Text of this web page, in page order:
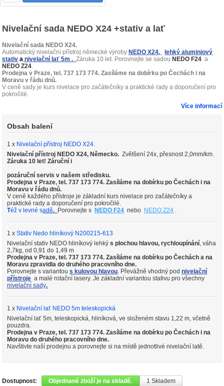
Nivelační sada NEDO X24 +stativ a lať
Nivelační sada NEDO X24.
Automatický nivelační přístroj německé výrobyNEDO X24,
lehký aluminiový
stativ a nivelační lať 5m .Záruka 10 let. Porovnejte se sadouNEDO F24 a
NEDO Z24.
Prodejna v Praze, tel. 737 173 774. Zasíláme na dobírku po Čechách i na
Moravu v řádu dnů.
V ceně sady je kurs nivelace pro začátečníky a praktické rady a doporučení pro
pokročilé.
Více informací
Obsah balení
1 x Nivelační přístroj NEDO X24.
Nivelační přístroj NEDO X24, Německo.Zvětšení 24x, přesnost 2,0mm/km.
Záruka 10 let! Záruční i
pozáruční servis v našem středisku.
Prodejna v Praze, tel. 737 173 774. Zasíláme na dobírku po Čechách i na
Moravu v řádu dnů.
V ceně každého přístroje je základní kurs nivelace pro začátečníky a
praktické rady a doporučení pro pokročilé.
Též v levné sadě. Porovnejte sNEDO F24 nebo NEDO Z24 .
1 xStativ Nedo hliníkový N200215-613
Nivelační stativ NEDO hliníkový lehkýs plochou hlavou, rychloupínání, váha
2,7kg, od 0,91 do 1,49 m
Prodejna v Praze, tel. 737 173 774. Zasíláme na dobírku po Čechách a na
Moravu zpravidla do druhého pracovního dne.
Porovnejte s variantous kulovou hlavou. Převážně vhodný podnivelační
přístroje a malé rotační lasery. Je základní variantou stativu pro všechny
nivelační sady.
1 x Nivelační lať NEDO 5m teleskopická
Nivelační lať 5m, teleskopická, hliníková, ve složeném stavu 1,22 m, včetně
pouzdra.
Prodejna v Praze, tel. 737 173 774. Zasíláme na dobírku po Čechách i na
Moravu do druhého pracovního dne.
Navštivte naší prodejnu a porovnejte si na místě jednotlivé nivelační latě.
Dostupnost: Objednané zboží je na skladě. 1 Skladem